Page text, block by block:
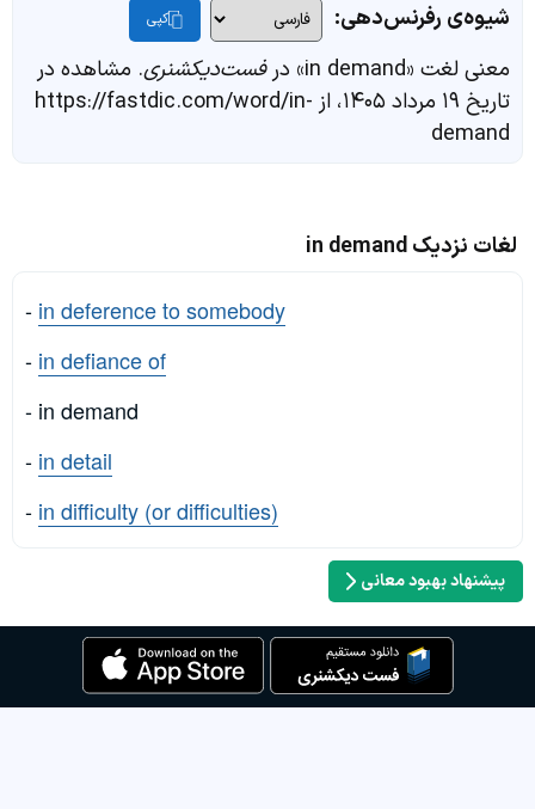
شیوه‌ی رفرنس‌دهی: کپی
معنی لغت «in demand» در فست‌دیکشنری. مشاهده در
تاریخ ۱۹ مرداد ۱۴۰۵، از https://fastdic.com/word/in-
demand
لغات نزدیک in demand
- in deference to somebody
- in defiance of
- in demand
- in detail
- in difficulty (or difficulties)
پیشنهاد بهبود معانی